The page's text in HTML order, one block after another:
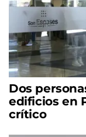
Dos
edificios en
crítico